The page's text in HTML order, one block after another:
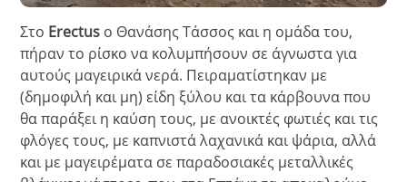
Στο Erectus ο Θανάσης Τάσσος και η ομάδα του,
πήραν το ρίσκο να κολυμπήσουν σε άγνωστα για
αυτούς μαγειρικά νερά. Πειραματίστηκαν με
(δημοφιλή και μη) είδη ξύλου και τα κάρβουνα που
θα παράξει η καύση τους, με ανοικτές φωτιές και τις
φλόγες τους, με καπνιστά λαχανικά και ψάρια, αλλά
και με μαγειρέματα σε παραδοσιακές μεταλλικές